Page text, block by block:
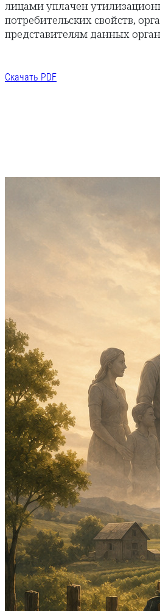
лицами уплачен
потребительских свойств,
представителям данных
Скачать PDF